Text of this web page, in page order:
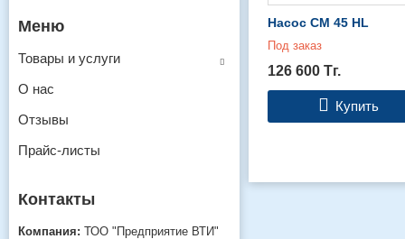
Насос СМ 45 HL
Под заказ
126 600 Тг.
Купить
Товары и услуги
О нас
Отзывы
Прайс-листы
ТОО "Предприятие ВТИ"